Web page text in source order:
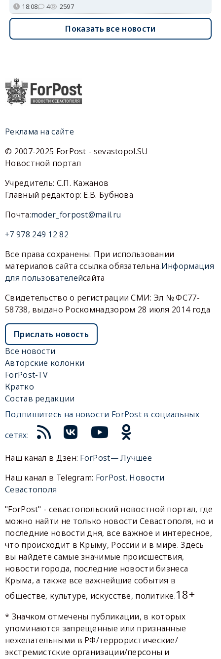
18:08 4 2597
Показать все новости
Реклама на сайте
© 2007-2025 ForPost - sevastopol.SU
Новостной портал
Учредитель: С.П. Кажанов
Главный редактор: Е.В. Бубнова
Почта:moder_forpost@mail.ru
+7 978 249 12 82
Все права сохранены. При использовании
материалов сайта ссылка обязательна.Информация
для пользователейсайта
Свидетельство о регистрации СМИ: Эл № ФС77-
58738, выдано Роскомнадзором 28 июля 2014 года
Прислать новость
Все новости
Авторские колонки
ForPost-TV
Кратко
Состав редакции
Подпишитесь на новости ForPost в социальных
сетях:
Наш канал в Дзен: ForPost— Лучшее
Наш канал в Telegram: ForPost. Новости
Севастополя
"ForPost" - севастопольский новостной портал, где
можно найти не только новости Севастополя, но и
последние новости дня, все важное и интересное,
что происходит в Крыму, России и в мире. Здесь
вы найдете самые значимые происшествия,
новости города, последние новости бизнеса
Крыма, а также все важнейшие события в
обществе, культуре, искусстве, политике.18+
* Значком отмечены публикации, в которых
упоминаются запрещенные или признанные
нежелательными в РФ/террористические/
экстремистские организации/персоны и